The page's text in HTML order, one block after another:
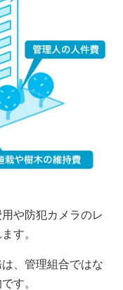
や防犯カメラのレ
す。
、管理組合ではな
す。